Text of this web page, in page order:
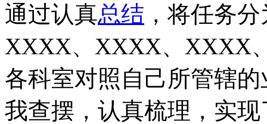
通过认真总结 ，将任务
XXXX、XXXX、XXXX
各科室对照自己所管辖
我查摆，认真梳理，实